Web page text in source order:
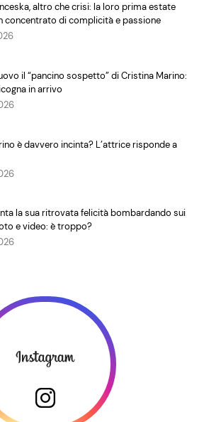
altro che crisi: la loro prima estate
concentrato di complicità e passione
il “pancino sospetto” di Cristina Marino:
in arrivo
è davvero incinta? L’attrice risponde a
la sua ritrovata felicità bombardando sui
e video: è troppo?